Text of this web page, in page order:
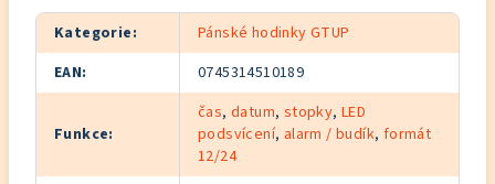
Kategorie:
Pánské hodinky GTUP
EAN: 0745314510189
Funkce:
čas,datum, stopky,LED
podsvícení, alarm / budík, formát
12/24